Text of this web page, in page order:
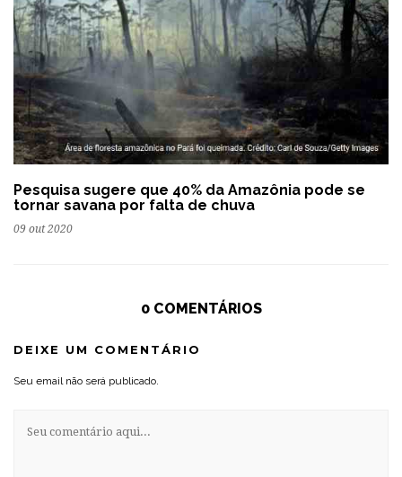
Pesquisa sugere que 40% da Amazônia pode se
tornar savana por falta de chuva
09 out 2020
0 COMENTÁRIOS
DEIXE UM COMENTÁRIO
Seu email não será publicado.